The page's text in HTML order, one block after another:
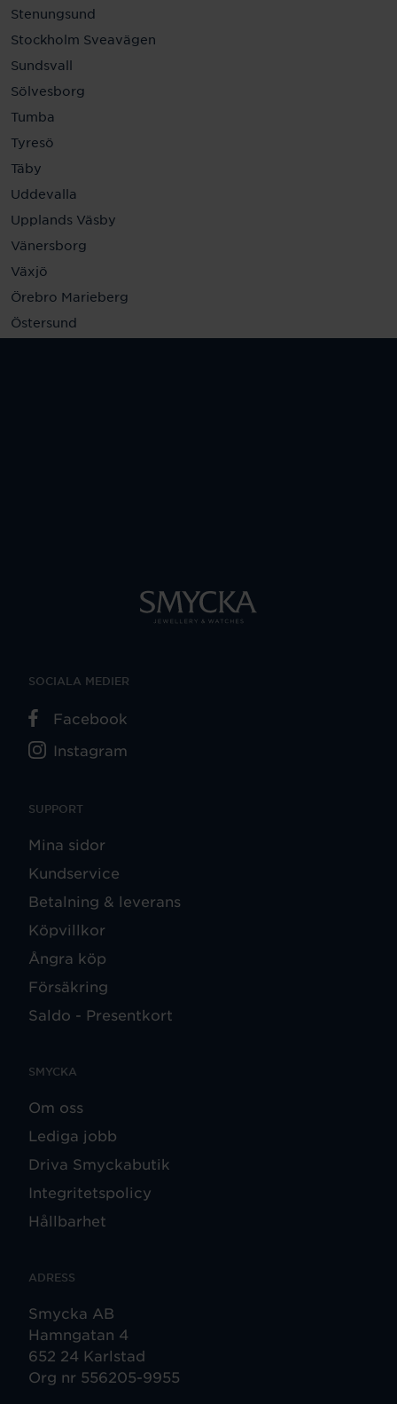
Stenungsund
Stockholm Sveavägen
Sundsvall
Sölvesborg
Tumba
Tyresö
Täby
Uddevalla
Upplands Väsby
Vänersborg
Växjö
Örebro Marieberg
Östersund
SUPPORT
Mina sidor
Kundservice
Betalning & leverans
Köpvillkor
Ångra köp
Försäkring
Saldo - Presentkort
SMYCKA
Om oss
Lediga jobb
Driva Smyckabutik
Integritetspolicy
Hållbarhet
ADRESS
Smycka AB
Hamngatan 4
652 24 Karlstad
Org nr 556205-9955
SOCIALA MEDIER
Facebook
Instagram